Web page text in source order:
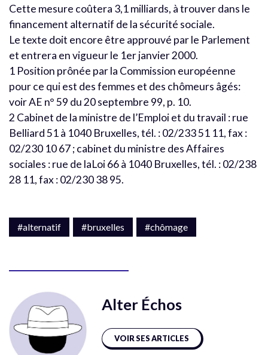
Cette mesure coûtera 3,1 milliards, à trouver dans le
financement alternatif de la sécurité sociale.
Le texte doit encore être approuvé par le Parlement
et entrera en vigueur le 1er janvier 2000.
1 Position prônée par la Commission européenne
pour ce qui est des femmes et des chômeurs âgés:
voir AE n° 59 du 20 septembre 99, p. 10.
2 Cabinet de la ministre de l’Emploi et du travail : rue
Belliard 51 à 1040 Bruxelles, tél. : 02/233 51 11, fax :
02/230 10 67 ; cabinet du ministre des Affaires
sociales : rue de laLoi 66 à 1040 Bruxelles, tél. : 02/238
28 11, fax : 02/230 38 95.
#alternatif #bruxelles #chômage
Alter Échos
VOIR SES ARTICLES